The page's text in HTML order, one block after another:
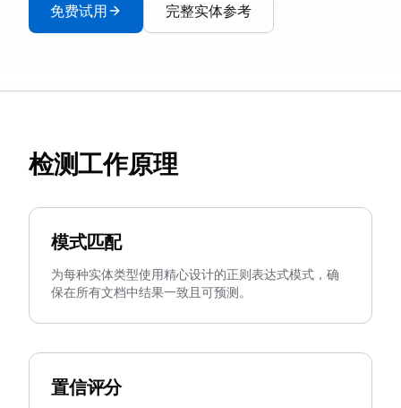
免费试用 完整实体参考
检测工作原理
模式匹配
为每种实体类型使用精心设计的正则表达式模式，确
保在所有文档中结果一致且可预测。
置信评分